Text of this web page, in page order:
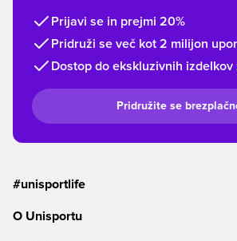
Prijavi se in prejmi 20%
Pridruži se več kot 2 milijon
Dostop do ekskluzivnih izdelkov
Pridružite se
#unisportlife
O Unisportu